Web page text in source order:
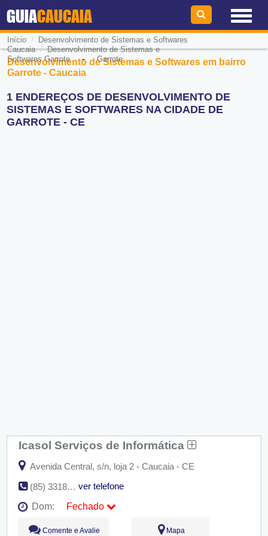
GUIACAUCAIA
Início /
Desenvolvimento de Sistemas e Softwares
Caucaia/Desenvolvimento de Sistemas e
Softwares Garrote-Garrote
Desenvolvimento de Sistemas e Softwares em bairro
Garrote - Caucaia
1 ENDEREÇOS DE DESENVOLVIMENTO DE
SISTEMAS E SOFTWARES NA CIDADE DE
GARROTE - CE
Icasol Serviços de Informática
Avenida Central, s/n, loja 2 - Caucaia - CE
(85) 3318-3638
ver telefone
Dom:
Fechado
Seg:
Ter:
09:00 - 18:00
Comente e Avalie Mapa